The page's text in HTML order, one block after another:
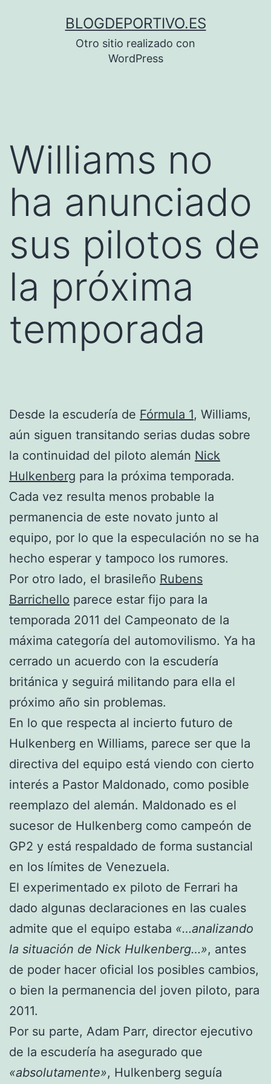
BLOGDEPORTIVO.ES
Otro sitio realizado con
WordPress
Williams no
ha anunciado
sus pilotos de
la próxima
temporada
Desde la escudería de Fórmula 1, Williams,
aún siguen transitando serias dudas sobre
la continuidad del piloto alemán Nick
Hulkenberg para la próxima temporada.
Cada vez resulta menos probable la
permanencia de este novato junto al
equipo, por lo que la especulación no se ha
hecho esperar y tampoco los rumores.
Por otro lado, el brasileño Rubens
Barrichello parece estar fijo para la
temporada 2011 del Campeonato de la
máxima categoría del automovilismo. Ya ha
cerrado un acuerdo con la escudería
británica y seguirá militando para ella el
próximo año sin problemas.
En lo que respecta al incierto futuro de
Hulkenberg en Williams, parece ser que la
directiva del equipo está viendo con cierto
interés a Pastor Maldonado, como posible
reemplazo del alemán. Maldonado es el
sucesor de Hulkenberg como campeón de
GP2 y está respaldado de forma sustancial
en los límites de Venezuela.
El experimentado ex piloto de Ferrari ha
dado algunas declaraciones en las cuales
admite que el equipo estaba «…analizando
la situación de Nick Hulkenberg…», antes
de poder hacer oficial los posibles cambios,
o bien la permanencia del joven piloto, para
2011.
Por su parte, Adam Parr, director ejecutivo
de la escudería ha asegurado que
«absolutamente», Hulkenberg seguía